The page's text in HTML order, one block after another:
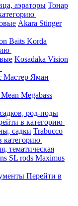
аэраторы Тонар
Akara Stinger
Baits Korda
Kosadaka Vision
Мастер Яман
Megabass
род-поды
в категорию
садки Trabucco
категорию
тематическая
SL rods Maximus
Перейти в